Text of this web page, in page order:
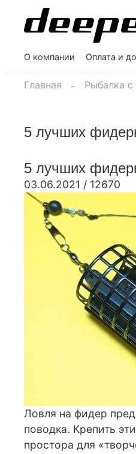
О компании Оплата и
Главная Рыбалка с
5 лучших
5 лучших
03.06.2021 / 12670
Ловля на фидер
поводка. Крепить
простора для